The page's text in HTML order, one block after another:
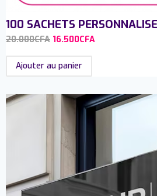
100 SACHETS
20.000CFA 16.500CFA
Ajouter au panier